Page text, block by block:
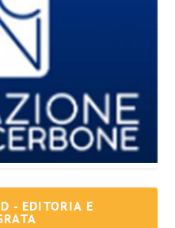
- EDITORIA E